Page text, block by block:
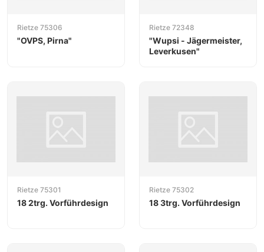
Rietze 75306
"OVPS, Pirna"
Rietze 72348
"Wupsi - Jägermeister,
Leverkusen"
Rietze 75301
18 2trg. Vorführdesign
Rietze 75302
18 3trg. Vorführdesign